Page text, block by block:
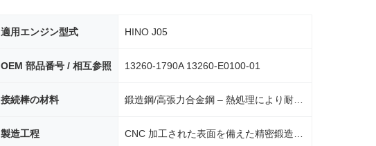
適用エンジン型式 HINO J05
OEM 部品番号 / 相互参照 13260-1790A 13260-E0100-01
接続棒の材料
製造工程